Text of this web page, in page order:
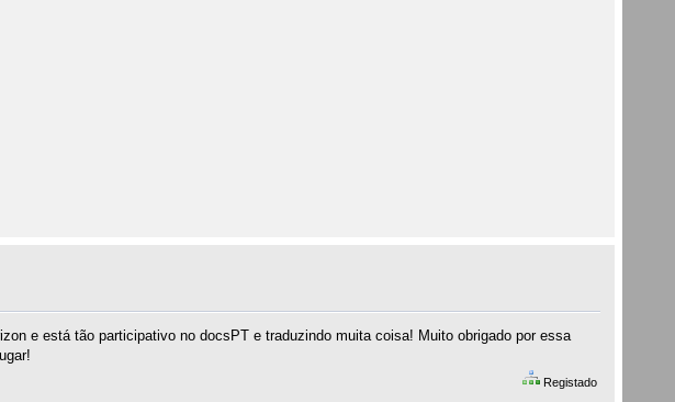
e está tão participativo no docsPT e traduzindo muita coisa! Muito obrigado por essa
Registado